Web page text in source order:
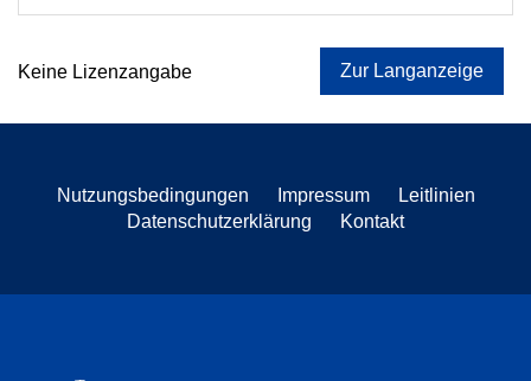
Keine Lizenzangabe Zur Langanzeige
Nutzungsbedingungen Impressum
Leitlinien
Datenschutzerklärung
Kontakt